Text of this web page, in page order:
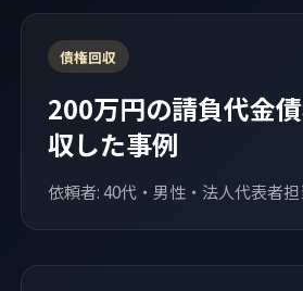
債権回収
200万円の請負代金
収した事例
依頼者: 40代・男性・法人代表者